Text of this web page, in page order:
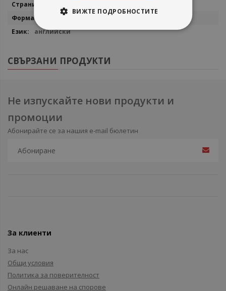
19.8 x 12.9 cm
английски
СВЪРЗАНИ ПРОДУКТИ
Не изпускайте нови продукти и
промоции
Абонирайте се за нашия e-mail бюлетин
За клиенти
За нас
Общи условия
Политика за поверителност
Онлайн решаване на спорове
ВИЖТЕ ПОДРОБНОСТИТЕ